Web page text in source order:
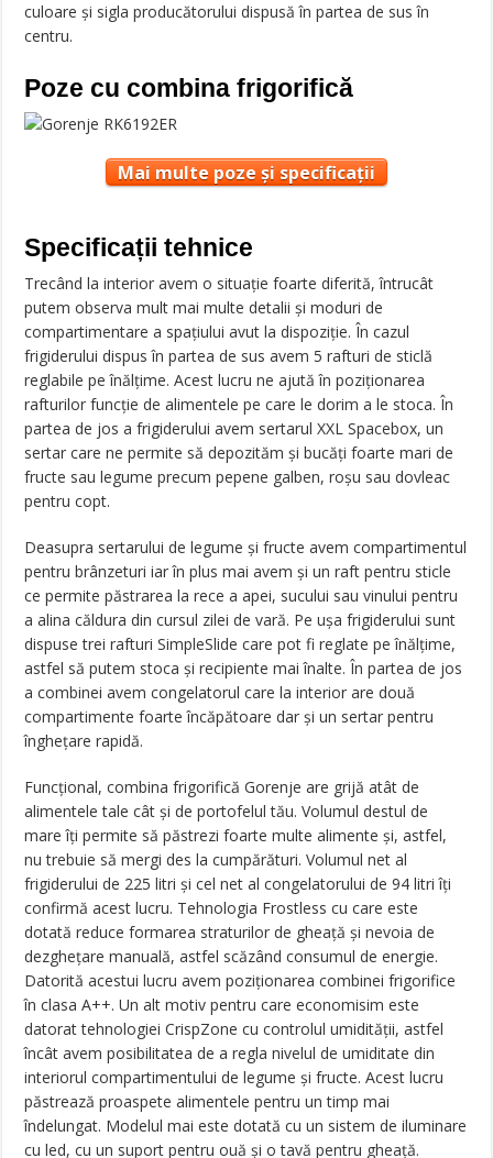
culoare şi sigla producătorului dispusă în partea de sus în
centru.
Poze cu combina frigorifică
Mai multe poze și specificații
Specificații tehnice
Trecând la interior avem o situaţie foarte diferită, întrucât
putem observa mult mai multe detalii şi moduri de
compartimentare a spaţiului avut la dispoziţie. În cazul
frigiderului dispus în partea de sus avem 5 rafturi de sticlă
reglabile pe înălţime. Acest lucru ne ajută în poziţionarea
rafturilor funcţie de alimentele pe care le dorim a le stoca. În
partea de jos a frigiderului avem sertarul XXL Spacebox, un
sertar care ne permite să depozităm şi bucăţi foarte mari de
fructe sau legume precum pepene galben, roşu sau dovleac
pentru copt.
Deasupra sertarului de legume şi fructe avem compartimentul
pentru brânzeturi iar în plus mai avem şi un raft pentru sticle
ce permite păstrarea la rece a apei, sucului sau vinului pentru
a alina căldura din cursul zilei de vară. Pe uşa frigiderului sunt
dispuse trei rafturi SimpleSlide care pot fi reglate pe înălţime,
astfel să putem stoca şi recipiente mai înalte. În partea de jos
a combinei avem congelatorul care la interior are două
compartimente foarte încăpătoare dar şi un sertar pentru
îngheţare rapidă.
Funcţional, combina frigorifică Gorenje are grijă atât de
alimentele tale cât şi de portofelul tău. Volumul destul de
mare îţi permite să păstrezi foarte multe alimente şi, astfel,
nu trebuie să mergi des la cumpărături. Volumul net al
frigiderului de 225 litri şi cel net al congelatorului de 94 litri îţi
confirmă acest lucru. Tehnologia Frostless cu care este
dotată reduce formarea straturilor de gheaţă şi nevoia de
dezgheţare manuală, astfel scăzând consumul de energie.
Datorită acestui lucru avem poziţionarea combinei frigorifice
în clasa A++. Un alt motiv pentru care economisim este
datorat tehnologiei CrispZone cu controlul umidităţii, astfel
încât avem posibilitatea de a regla nivelul de umiditate din
interiorul compartimentului de legume şi fructe. Acest lucru
păstrează proaspete alimentele pentru un timp mai
îndelungat. Modelul mai este dotată cu un sistem de iluminare
cu led, cu un suport pentru ouă şi o tavă pentru gheaţă.